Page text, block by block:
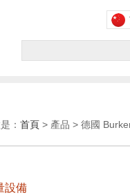
： 首頁 > 產品 > 德國
設備